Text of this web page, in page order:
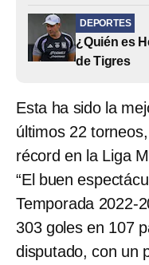
DEPORTES
¿Quién es
de Tigres
Esta ha sido la
últimos 22
récord en la Liga
“El buen
Temporada 2022-
303 goles en 107
disputado, con un